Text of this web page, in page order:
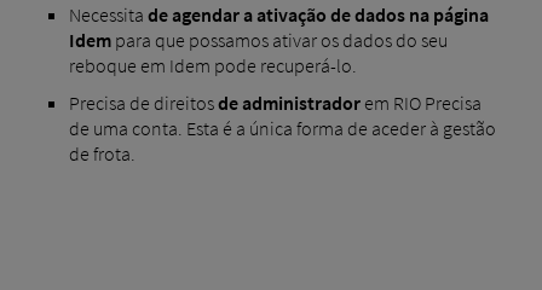
Necessita de agendar a ativação de dados na página
Idempara que possamos ativar os dados do seu
reboque em Idem pode recuperá-lo.
Precisa de direitosde administradorem RIO Precisa
de uma conta. Esta é a única forma de aceder à gestão
de frota.